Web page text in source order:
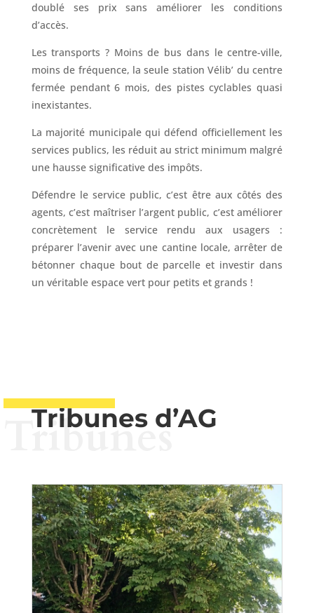
doublé ses prix sans améliorer les conditions
d’accès.
Les transports ? Moins de bus dans le centre-ville,
moins de fréquence, la seule station Vélib’ du centre
fermée pendant 6 mois, des pistes cyclables quasi
inexistantes.
La majorité municipale qui défend officiellement les
services publics, les réduit au strict minimum malgré
une hausse significative des impôts.
Défendre le service public, c’est être aux côtés des
agents, c’est maîtriser l’argent public, c’est améliorer
concrètement le service rendu aux usagers :
préparer l’avenir avec une cantine locale, arrêter de
bétonner chaque bout de parcelle et investir dans
un véritable espace vert pour petits et grands !
Tribunes d’AG
Tribunes